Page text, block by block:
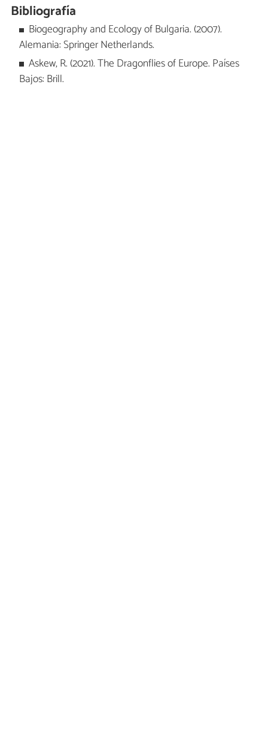
Bibliografía
Biogeography and Ecology of Bulgaria. (2007).
Alemania: Springer Netherlands.
Askew, R. (2021). The Dragonflies of Europe. Países
Bajos: Brill.